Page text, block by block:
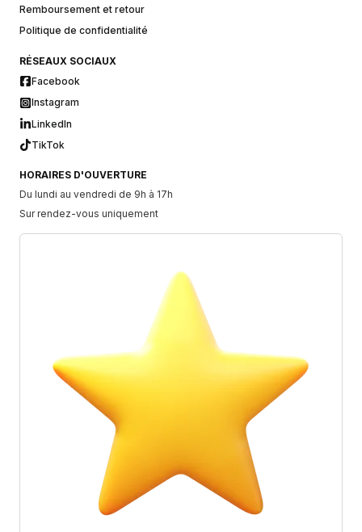
Remboursement et retour
Politique de confidentialité
RÉSEAUX SOCIAUX
Facebook
Instagram
LinkedIn
TikTok
HORAIRES D'OUVERTURE
Du lundi au vendredi de 9h à 17h
Sur rendez-vous uniquement